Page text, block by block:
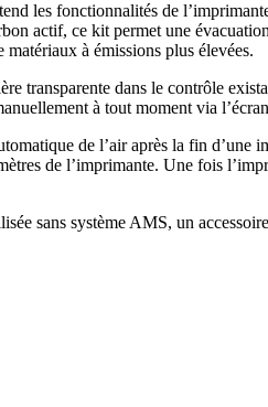
les fonctionnalités de
actif, ce kit permet une
à émissions plus élevées.
transparente dans le contrôle
à tout moment via
de l’air après la fin
de l’imprimante. Une fois
sans système AMS, un